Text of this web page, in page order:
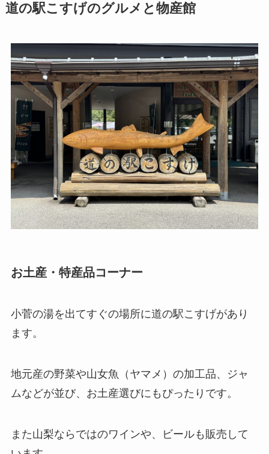
道の駅こすげのグルメと物産館
お土産・特産品コーナー
小菅の湯を出てすぐの場所に道の駅こすげがあり
ます。
地元産の野菜や山女魚（ヤマメ）の加工品、ジャ
ムなどが並び、お土産選びにもぴったりです。
また山梨ならではのワインや、ビールも販売して